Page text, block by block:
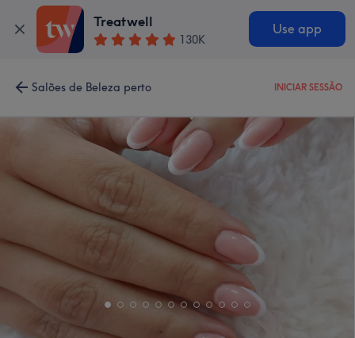
Treatwell
130K
Use app
Salões de Beleza perto INICIAR SESSÃO